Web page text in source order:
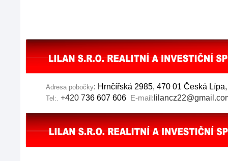
Adresa pobočky: Hrnčířská 2985, 470 01 Česká
Tel:. +420 736 607 606 E-mail: